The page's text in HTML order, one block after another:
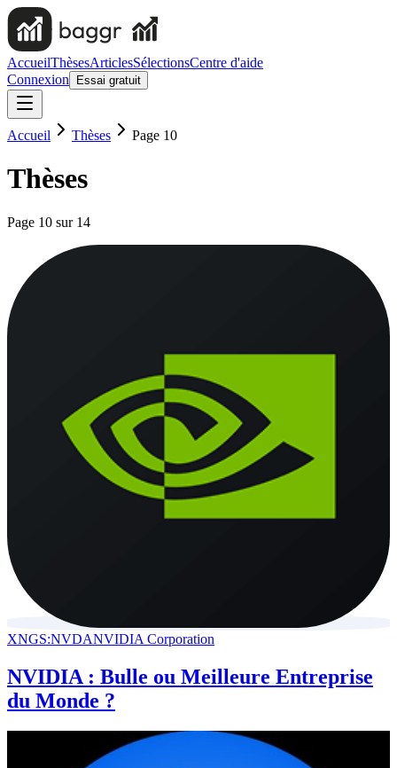
AccueilThèsesArticlesSélectionsCentre d'aide
Connexion
Essai gratuit
Accueil Thèses Page 10
Thèses
Page 10 sur 14
XNGS:NVDANVIDIA Corporation
NVIDIA : Bulle ou Meilleure Entreprise
du Monde ?